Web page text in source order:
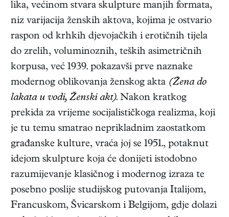
lika, većinom stvara skulpture manjih formata,
niz varijacija ženskih aktova, kojima je ostvario
raspon od krhkih djevojačkih i erotičnih tijela
do zrelih, voluminoznih, teških asimetričnih
korpusa, već 1939. pokazavši prve naznake
modernog oblikovanja ženskog akta (Žena do
lakata u vodi, Ženski akt). Nakon kratkog
prekida za vrijeme socijalističkoga realizma, koji
je tu temu smatrao neprikladnim zaostatkom
građanske kulture, vraća joj se 1951., potaknut
idejom skulpture koja će donijeti istodobno
razumijevanje klasičnog i modernog izraza te
posebno poslije studijskog putovanja Italijom,
Francuskom, Švicarskom i Belgijom, gdje dolazi